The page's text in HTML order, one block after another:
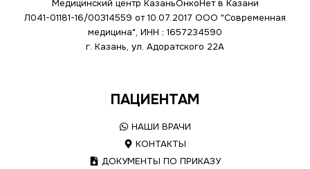
Медицинский центр КазаньОнкоНет в Казани
Л041-01181-16/00314559 от 10.07.2017 ООО "Современная
медицина", ИНН : 1657234590
г. Казань, ул. Адоратского 22А
ПАЦИЕНТАМ
НАШИ ВРАЧИ
КОНТАКТЫ
ДОКУМЕНТЫ ПО ПРИКАЗУ